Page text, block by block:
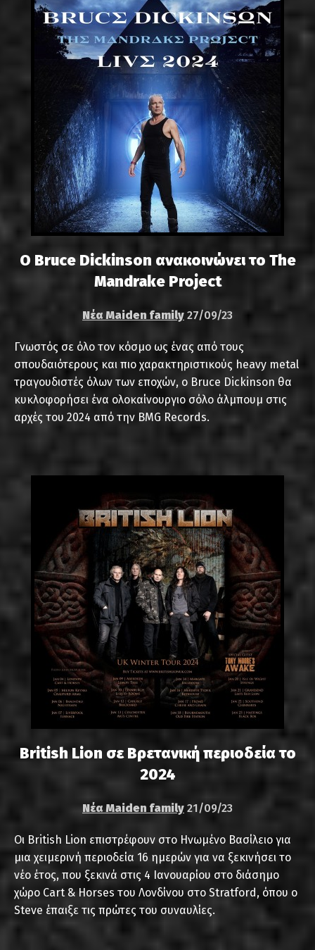
Ο Bruce Dickinson ανακοινώνει το The
Mandrake Project
Νέα Maiden family 27/09/23
Γνωστός σε όλο τον κόσμο ως ένας από τους
σπουδαιότερους και πιο χαρακτηριστικούς heavy metal
τραγουδιστές όλων των εποχών, ο Bruce Dickinson θα
κυκλοφορήσει ένα ολοκαίνουργιο σόλο άλμπουμ στις
αρχές του 2024 από την BMG Records.
British Lion σε Βρετανική περιοδεία το
2024
Νέα Maiden family 21/09/23
Οι British Lion επιστρέφουν στο Ηνωμένο Βασίλειο για
μια χειμερινή περιοδεία 16 ημερών για να ξεκινήσει το
νέο έτος, που ξεκινά στις 4 Ιανουαρίου στο διάσημο
χώρο Cart & Horses του Λονδίνου στο Stratford, όπου ο
Steve έπαιξε τις πρώτες του συναυλίες.